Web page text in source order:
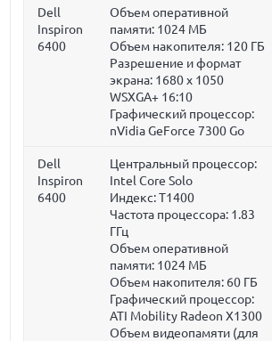
Dell
Inspiron
6400
Объем оперативной
памяти: 1024 МБ
Объем накопителя: 120 ГБ
Разрешение и формат
экрана: 1680 x 1050
WSXGA+ 16:10
Графический процессор:
nVidia GeForce 7300 Go
Dell
Inspiron
6400
Центральный процессор:
Intel Core Solo
Индекс: T1400
Частота процессора: 1.83
ГГц
Объем оперативной
памяти: 1024 МБ
Объем накопителя: 60 ГБ
Графический процессор:
ATI Mobility Radeon X1300
Объем видеопамяти (для